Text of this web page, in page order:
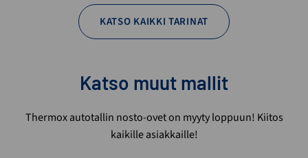
KATSO KAIKKI TARINAT
Katso muut mallit
Thermox autotallin nosto-ovet on myyty loppuun! Kiitos
kaikille asiakkaille!